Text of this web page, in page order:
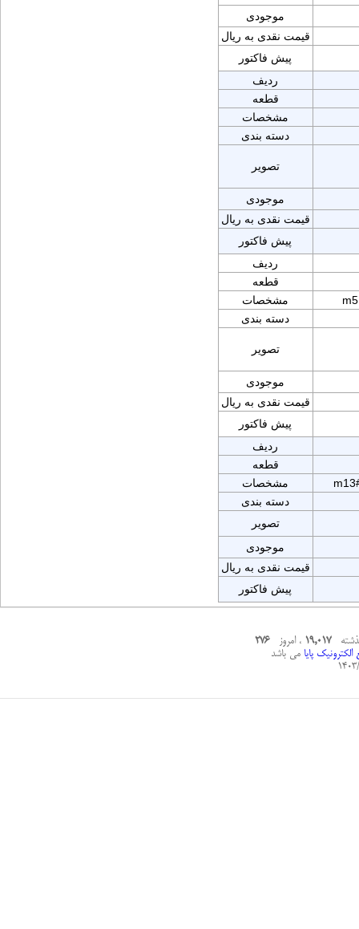
موجودی
قیمت نقدی به ریال
پیش فاکتور
ردیف
قطعه
مشخصات
دسته بندی
تصویر
موجودی
قیمت نقدی به ریال
پیش فاکتور
ردیف
قطعه
مشخصات
دسته بندی
تصویر
موجودی
قیمت نقدی به ریال
پیش فاکتور
ردیف
قطعه
مشخصات
دسته بندی
تصویر
موجودی
قیمت نقدی به ریال
پیش فاکتور
19,017 ، امروز276
الکترونیک پایامی باشد